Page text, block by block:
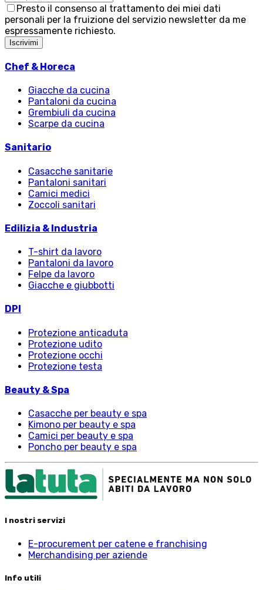
Presto il consenso al trattamento dei miei dati
personali per la fruizione del servizio newsletter da me
espressamente richiesto.
Iscrivimi
Chef & Horeca
Giacche da cucina
Pantaloni da cucina
Grembiuli da cucina
Scarpe da cucina
Sanitario
Casacche sanitarie
Pantaloni sanitari
Camici medici
Zoccoli sanitari
Edilizia & Industria
T-shirt da lavoro
Pantaloni da lavoro
Felpe da lavoro
Giacche e giubbotti
DPI
Protezione anticaduta
Protezione udito
Protezione occhi
Protezione testa
Beauty & Spa
Casacche per beauty e spa
Kimono per beauty e spa
Camici per beauty e spa
Poncho per beauty e spa
I nostri servizi
E-procurement per catene e franchising
Merchandising per aziende
Info utili